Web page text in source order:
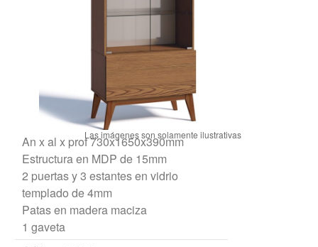
An x al x prof 730x1650x390mm
Estructura en MDP de 15mm
2 puertas y 3 estantes en vidrio
templado de 4mm
Patas en madera maciza
1 gaveta